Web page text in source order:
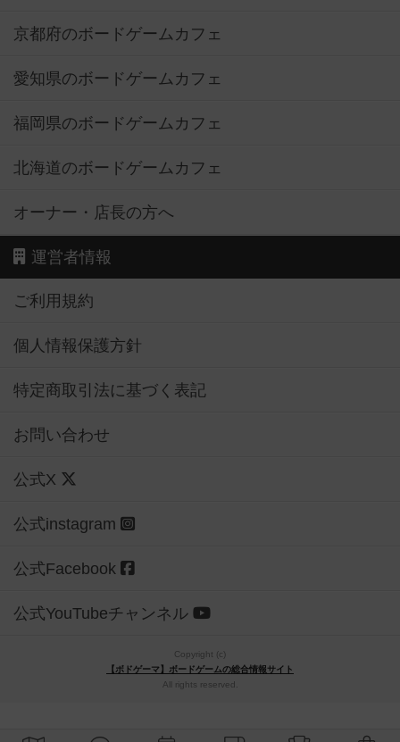
京都府のボードゲームカフェ
愛知県のボードゲームカフェ
福岡県のボードゲームカフェ
北海道のボードゲームカフェ
オーナー・店長の方へ
運営者情報
ご利用規約
個人情報保護方針
特定商取引法に基づく表記
お問い合わせ
公式X
公式instagram
公式Facebook
公式YouTubeチャンネル
Copyright (c)
【ボドゲーマ】ボードゲームの総合情報サイト
All rights reserved.